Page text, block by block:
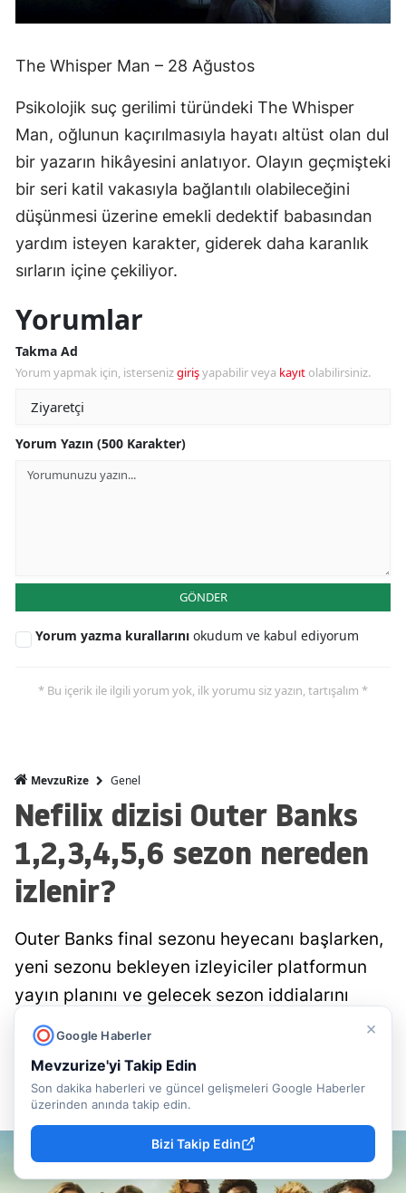
×
Google Haberler
Mevzurize'yi Takip Edin
Son dakika haberleri ve güncel gelişmeleri Google Haberler
üzerinden anında takip edin.
Bizi Takip Edin
The Whisper Man – 28 Ağustos
Psikolojik suç gerilimi türündeki The Whisper
Man, oğlunun kaçırılmasıyla hayatı altüst olan dul
bir yazarın hikâyesini anlatıyor. Olayın geçmişteki
bir seri katil vakasıyla bağlantılı olabileceğini
düşünmesi üzerine emekli dedektif babasından
yardım isteyen karakter, giderek daha karanlık
sırların içine çekiliyor.
Yorumlar
Takma Ad
Yorum yapmak için, istersenizgirişyapabilir veya kayıt olabilirsiniz.
Yorum Yazın (500 Karakter)
GÖNDER
Yorum yazma kurallarını okudum ve kabul ediyorum
* Bu içerik ile ilgili yorum yok, ilk yorumu siz yazın, tartışalım *
MevzuRize Genel
Nefilix dizisi Outer Banks
1,2,3,4,5,6 sezon nereden
izlenir?
Outer Banks final sezonu heyecanı başlarken,
yeni sezonu bekleyen izleyiciler platformun
yayın planını ve gelecek sezon iddialarını
merak ediyor.
Mevzu Rize
Editör
06 Ağustos 2026 - 16:45